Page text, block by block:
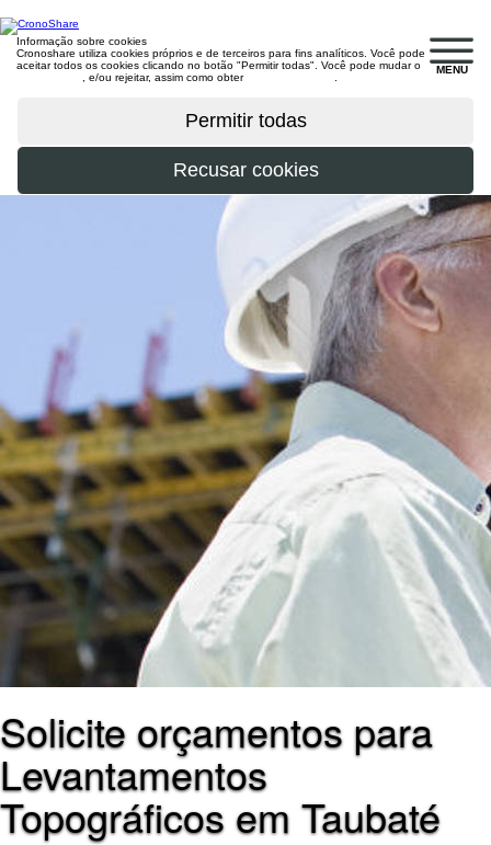
MENU
Informação sobre cookies
Cronoshare utiliza cookies próprios e de terceiros para fins analíticos. Você pode
aceitar todos os cookies clicando no botão "Permitir todas". Você pode mudar o
, e/ou rejeitar, assim como obter
Solicite orçamentos para
Levantamentos
Topográficos em Taubaté